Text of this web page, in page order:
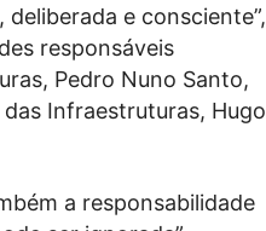
e consciente”,
responsáveis
Pedro Nuno Santo,
Infraestruturas, Hugo
a responsabilidade